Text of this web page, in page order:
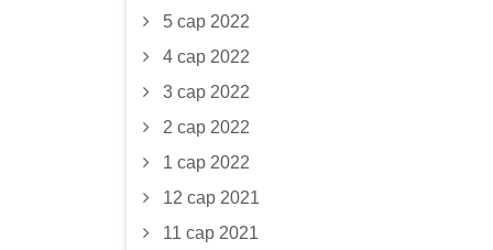
5 сар 2022
4 сар 2022
3 сар 2022
2 сар 2022
1 сар 2022
12 сар 2021
11 сар 2021